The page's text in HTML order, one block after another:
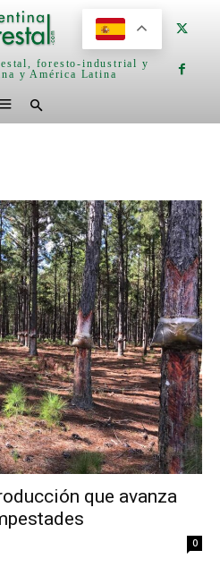
foresto-industrial y
y América Latina
que avanza
0